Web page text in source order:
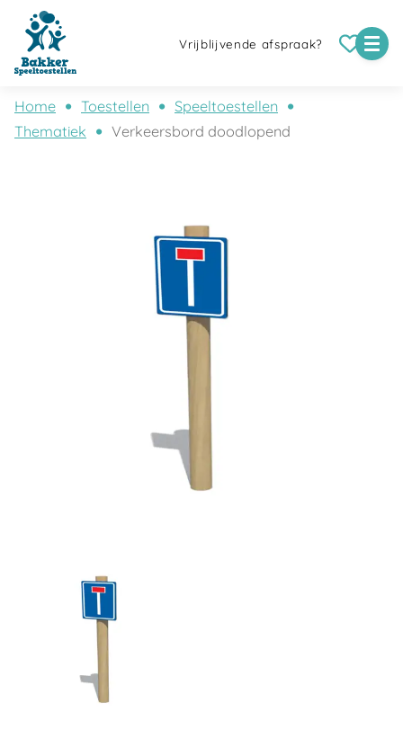
Vrijblijvende afspraak?
Home Toestellen
Speeltoestellen
Thematiek
Verkeersbord doodlopend